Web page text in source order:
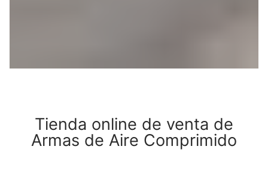
Tienda online de venta de
Armas de Aire Comprimido